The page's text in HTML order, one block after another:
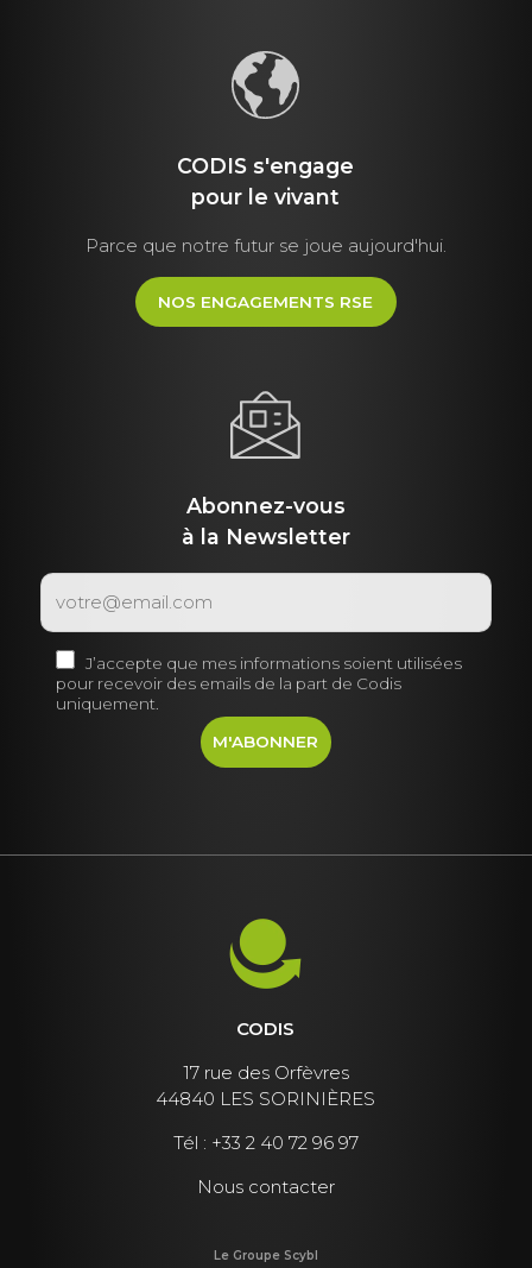
CODIS s'engage
pour le vivant
Parce que notre futur se joue aujourd'hui.
NOS ENGAGEMENTS RSE
Abonnez-vous
à la Newsletter
J’accepte que mes informations soient utilisées
pour recevoir des emails de la part de Codis
uniquement.
CODIS
17 rue des Orfèvres
44840 LES SORINIÈRES
Tél : +33 2 40 72 96 97
Nous contacter
Le Groupe Scybl